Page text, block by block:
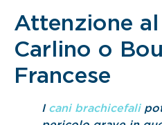
Attenzione
Carlino o
Francese
I cani brachicefali